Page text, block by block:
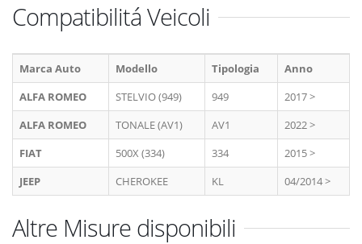
Compatibilitá Veicoli
Marca Auto Modello Tipologia
Anno
ALFA ROMEO
STELVIO (949) 949
2017 >
ALFA ROMEO
TONALE (AV1) AV1
2022 >
FIAT
500X (334) 334
2015 >
JEEP
CHEROKEE KL 04/2014 >
Altre Misure disponibili